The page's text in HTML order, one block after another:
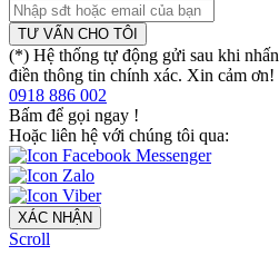
TƯ VẤN CHO TÔI
(*) Hệ thống tự động gửi sau khi nhấn
điền thông tin chính xác. Xin cảm ơn!
0918 886 002
Bấm để gọi ngay !
Hoặc liên hệ với chúng tôi qua:
XÁC NHẬN
Scroll